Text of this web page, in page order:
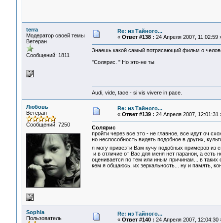
terra
Модератор своей темы
Ветеран
Сообщений: 1811
Re: из Тайного...
« Ответ #138 : 24 Апреля 2007, 11:02:59
Знаешь какой самый потрясающий фильм о
"Солярис. " Но это-не ты
Audi, vide, tace - si vis vivere in pace.
Любовь
Ветеран
Сообщений: 7250
Re: из Тайного...
« Ответ #139 : 24 Апреля 2007, 12:01:31
Солярис
пройти через все это - не главное, все идут оч
но неспособность видеть подобное в других,
я могу привезти Вам кучу подобных примеров из
и в отличие от Вас для меня нет паранои, а есть
оценивается по тем или иным причинам... в
кем я общаюсь, их зеркальность... ну и память,
Sophia
Пользователь
Re: из Тайного...
« Ответ #140 : 24 Апреля 2007, 12:04:30